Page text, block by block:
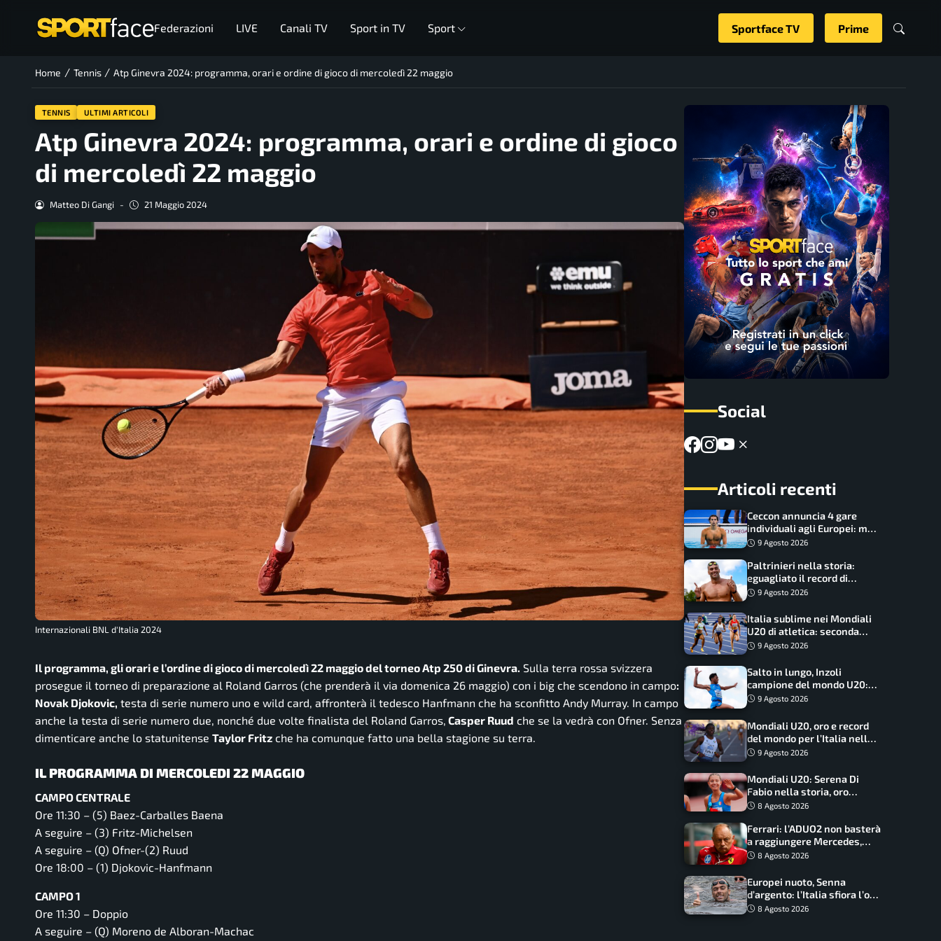
Federazioni LIVE Canali TV Sport in TV Sport Sportface TV Prime
Home / Tennis / Atp Ginevra 2024: programma, orari e ordine di gioco di mercoledì 22 maggio
TENNIS ULTIMI ARTICOLI
Atp Ginevra 2024: programma, orari e ordine di gioco
di mercoledì 22 maggio
Matteo Di Gangi - 21 Maggio 2024
Internazionali BNL d'Italia 2024
Il programma, gli orari e l’ordine di gioco di mercoledì 22 maggio del torneo Atp 250 di Ginevra. Sulla terra rossa svizzera
prosegue il torneo di preparazione al Roland Garros (che prenderà il via domenica 26 maggio) con i big che scendono in campo:
Novak Djokovic, testa di serie numero uno e wild card, affronterà il tedesco Hanfmann che ha sconfitto Andy Murray. In campo
anche la testa di serie numero due, nonché due volte finalista del Roland Garros, Casper Ruud che se la vedrà con Ofner. Senza
dimenticare anche lo statunitense Taylor Fritz che ha comunque fatto una bella stagione su terra.
IL PROGRAMMA DI MERCOLEDI 22 MAGGIO
CAMPO CENTRALE
Ore 11:30 – (5) Baez-Carballes Baena
A seguire – (3) Fritz-Michelsen
A seguire – (Q) Ofner-(2) Ruud
Ore 18:00 – (1) Djokovic-Hanfmann
CAMPO 1
Ore 11:30 – Doppio
A seguire – (Q) Moreno de Alboran-Machac
Social
Articoli recenti
Ceccon annuncia 4 gare
individuali agli Europei: ma
c’è una grossa rinuncia
9 Agosto 2026
Paltrinieri nella storia:
eguagliato il record di
medaglie di Federica
9 Agosto 2026
Italia sublime nei Mondiali
U20 di atletica: seconda
dietro solo agli USA nel
9 Agosto 2026
Salto in lungo, Inzoli
campione del mondo U20:
basta un centimetro
9 Agosto 2026
Mondiali U20, oro e record
del mondo per l’Italia nella
4×100 mista: Doualla
9 Agosto 2026
Mondiali U20: Serena Di
Fabio nella storia, oro
dominio totale nei 5000 di
8 Agosto 2026
Ferrari: l’ADUO2 non basterà
a raggiungere Mercedes,
novità per la Macarena
8 Agosto 2026
Europei nuoto, Senna
d’argento: l’Italia sfiora l’oro
nella staffetta, Paltrinieri
8 Agosto 2026